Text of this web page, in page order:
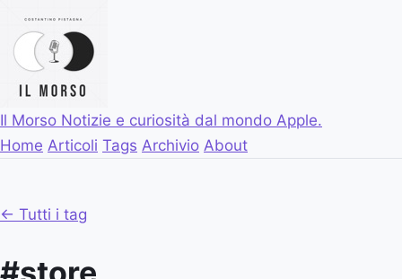
Il Morso Notizie e curiosità dal mondo Apple.
Home Articoli Tags Archivio About
← Tutti i tag